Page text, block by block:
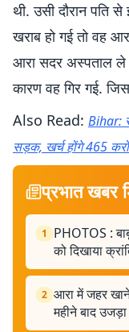
थी. उसी दौरान पति
खराब हो गई तो वह
आरा सदर अस्पताल
कारण वह गिर गई.
Also Read: Bihar:
सड़क, खर्च होंगे 465
प्रभात खबर
1
PHOTOS :
को दिखाया
2 आरा में जहर
महीने बाद उजड़ा